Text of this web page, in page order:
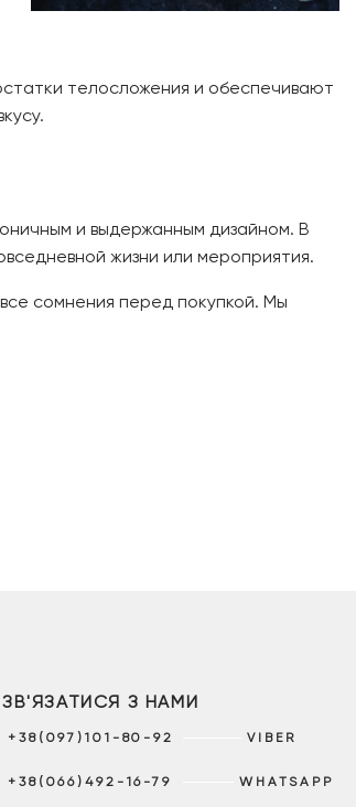
телосложения и обеспечивают
и выдержанным дизайном. В
жизни или мероприятия.
сомнения перед покупкой. Мы
ЗВ'ЯЗАТИСЯ З НАМИ
+38(097)101-80-92 VIBER
+38(066)492-16-79 WHATSAPP